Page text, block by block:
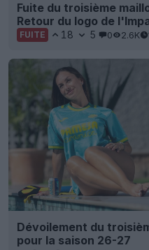
Fuite du troisième
Retour du logo de
FUITE 18 5 0 2.6K
Dévoilement du
pour la saison 26-27